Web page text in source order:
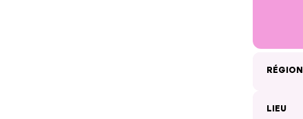
RÉGION
LIEU